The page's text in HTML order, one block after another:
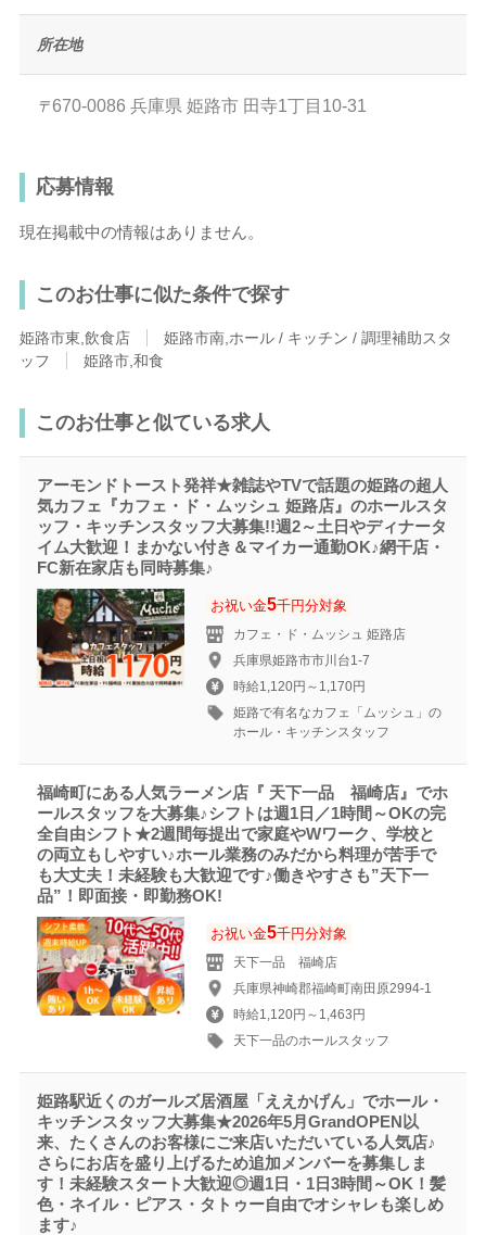
所在地
〒670-0086 兵庫県 姫路市 田寺1丁目10-31
応募情報
現在掲載中の情報はありません。
このお仕事に似た条件で探す
姫路市東,飲食店
姫路市南,ホール / キッチン / 調理補助スタ
ッフ
姫路市,和食
このお仕事と似ている求人
アーモンドトースト発祥★雑誌やTVで話題の姫路の超人
気カフェ『カフェ・ド・ムッシュ 姫路店』のホールスタ
ッフ・キッチンスタッフ大募集!!週2～土日やディナータ
イム大歓迎！まかない付き＆マイカー通勤OK♪網干店・
FC新在家店も同時募集♪
お祝い金5千円分対象
カフェ・ド・ムッシュ 姫路店
兵庫県姫路市市川台1-7
時給1,120円～1,170円
姫路で有名なカフェ「ムッシュ」の
ホール・キッチンスタッフ
福崎町にある人気ラーメン店『 天下一品 福崎店』でホ
ールスタッフを大募集♪シフトは週1日／1時間～OKの完
全自由シフト★2週間毎提出で家庭やWワーク、学校と
の両立もしやすい♪ホール業務のみだから料理が苦手で
も大丈夫！未経験も大歓迎です♪働きやすさも”天下一
品”！即面接・即勤務OK!
お祝い金5千円分対象
天下一品 福崎店
兵庫県神崎郡福崎町南田原2994-1
時給1,120円～1,463円
天下一品のホールスタッフ
姫路駅近くのガールズ居酒屋「ええかげん」でホール・
キッチンスタッフ大募集★2026年5月GrandOPEN以
来、たくさんのお客様にご来店いただいている人気店♪
さらにお店を盛り上げるため追加メンバーを募集しま
す！未経験スタート大歓迎◎週1日・1日3時間～OK！髪
色・ネイル・ピアス・タトゥー自由でオシャレも楽しめ
ます♪